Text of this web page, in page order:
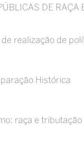
DE RAÇA
realização de
Histórica
raça e tributação